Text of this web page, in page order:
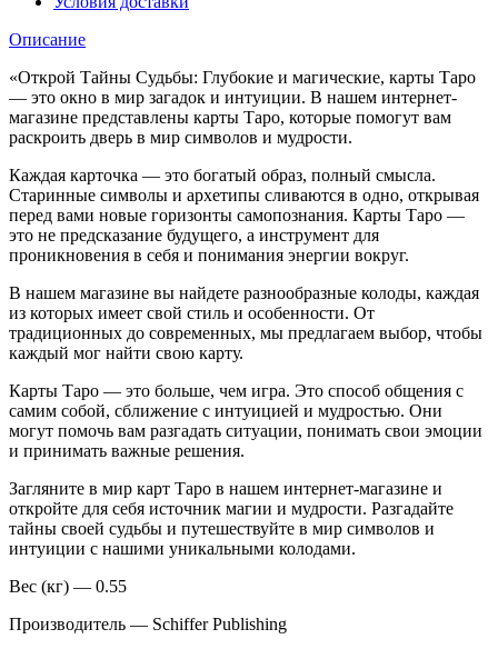
Описание
«Открой Тайны Судьбы: Глубокие и магические, карты Таро
— это окно в мир загадок и интуиции. В нашем интернет-
магазине представлены карты Таро, которые помогут вам
раскроить дверь в мир символов и мудрости.
Каждая карточка — это богатый образ, полный смысла.
Старинные символы и архетипы сливаются в одно, открывая
перед вами новые горизонты самопознания. Карты Таро —
это не предсказание будущего, а инструмент для
проникновения в себя и понимания энергии вокруг.
В нашем магазине вы найдете разнообразные колоды, каждая
из которых имеет свой стиль и особенности. От
традиционных до современных, мы предлагаем выбор, чтобы
каждый мог найти свою карту.
Карты Таро — это больше, чем игра. Это способ общения с
самим собой, сближение с интуицией и мудростью. Они
могут помочь вам разгадать ситуации, понимать свои эмоции
и принимать важные решения.
Загляните в мир карт Таро в нашем интернет-магазине и
откройте для себя источник магии и мудрости. Разгадайте
тайны своей судьбы и путешествуйте в мир символов и
интуиции с нашими уникальными колодами.
Вес (кг) — 0.55
Производитель — Schiffer Publishing